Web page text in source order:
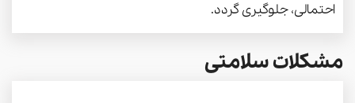
احتمالی، جلوگیری گردد.
مشکلات سلامتی